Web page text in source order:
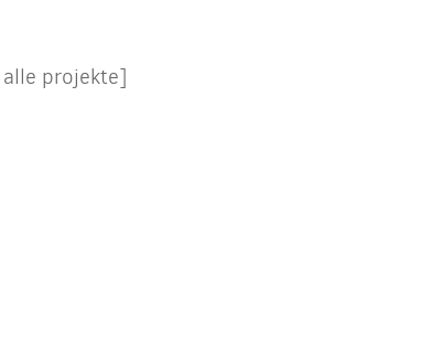
alle projekte]